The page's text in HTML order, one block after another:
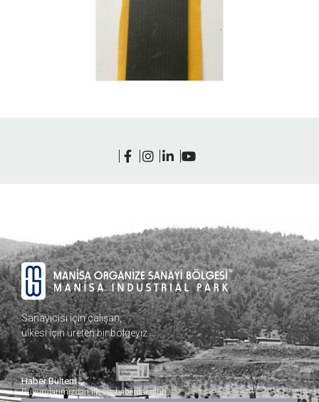
Sanayicisi için çalışan,
ülkesi için üreten bir bölgeyiz…
Haber Bülteni
Duyurularımızdan ilk siz haberdar olun.